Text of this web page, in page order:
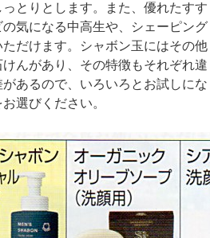
とりとします。また、優れたすす
気になる中高生や、シェーピング
だけます。シャボン玉にはその他
んがあり、その特徴もそれぞれ違
あるので、いろいろとお試しにな
選びください。